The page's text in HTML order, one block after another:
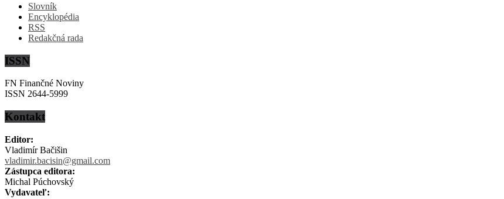
Slovník
Encyklopédia
RSS
Redakčná rada
ISSN
FN Finančné Noviny
ISSN 2644-5999
Kontakt
Editor:
Vladimír Bačišin
vladimir.bacisin@gmail.com
Zástupca editora:
Michal Púchovský
Vydavateľ: